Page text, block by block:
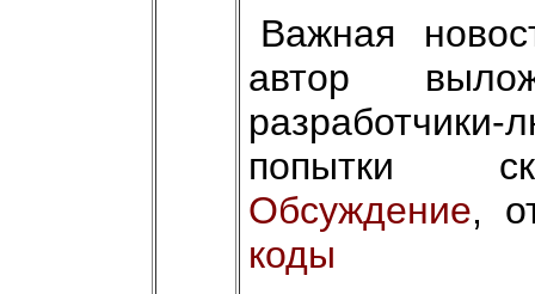
Важная
автор
попытки
Обсуждение,
коды